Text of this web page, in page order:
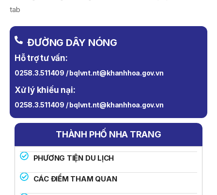
tab
ĐƯỜNG DÂY NÓNG
Hỗ trợ tư vấn:
0258.3.511409 / bqlvnt.nt@khanhhoa.gov.vn
Xử lý khiếu nại:
0258.3.511409 / bqlvnt.nt@khanhhoa.gov.vn
THÀNH PHỐ NHA TRANG
PHƯƠNG TIỆN DU LỊCH
CÁC ĐIỂM THAM QUAN